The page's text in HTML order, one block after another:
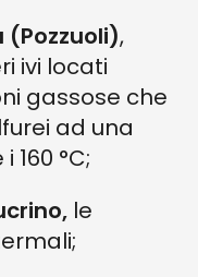
,
ivi locati
gassose che
ad una
°C;
le